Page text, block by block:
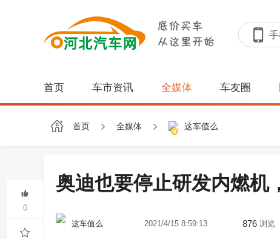
首页 车市资讯 全媒体 车友圈
首页 全媒体 这车值么
奥迪也要停止研发内燃机
这车值么 2021/4/15 8:59:13 876 浏览
0